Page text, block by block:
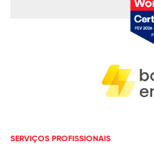
SERVIÇOS PROFISSIONAIS